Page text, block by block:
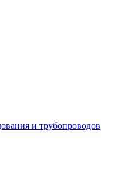
и трубопроводов